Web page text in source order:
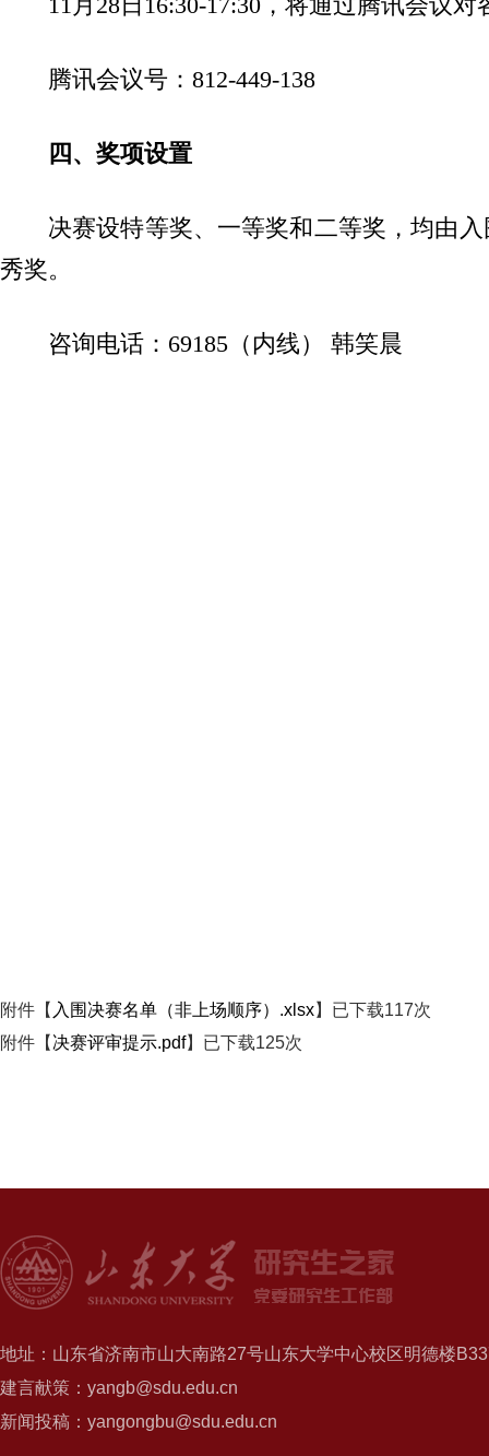
腾讯会议号：812-449-138
四、奖项设置
决赛设特等奖、一等奖和二等奖，均由
秀奖。
咨询电话：69185（内线） 韩笑晨
附件【 入围决赛名单（非上场顺序）.xlsx】已下载117次
附件【 决赛评审提示.pdf】已下载125次
地址：山东省济南市山大南路27号山东大学中心校区明德楼
建言献策：yangb@sdu.edu.cn
新闻投稿：yangongbu@sdu.edu.cn